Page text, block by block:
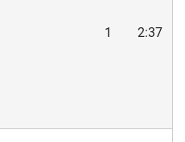
1 2:37